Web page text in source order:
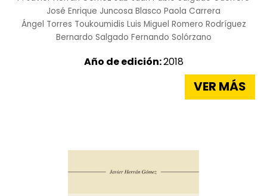
José Enrique Juncosa Blasco Paola Carrera
Ángel Torres Toukoumidis Luis Miguel Romero Rodríguez
Bernardo Salgado Fernando Solórzano
Año de edición:2018
VER MÁS